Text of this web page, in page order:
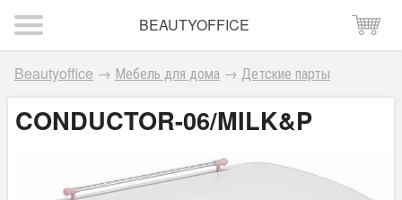
BEAUTYOFFICE
Beautyoffice → Мебель для дома → Детские парты
CONDUCTOR-06/MILK&P